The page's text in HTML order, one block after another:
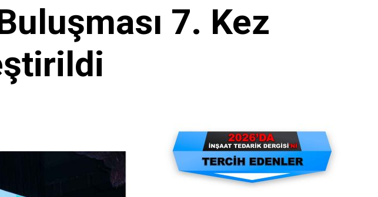
7. Kez